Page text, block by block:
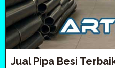
Jual Pipa Besi